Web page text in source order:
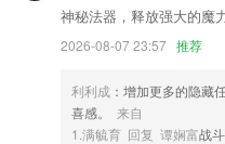
2,随时在线了解通知公告信息，
4,机器学习可以更准确地检测到
5,快速看图，顺畅打开
神秘法器，释放强大的魔
2026-08-07 23:57 推荐
利利成 ：增加更多的隐藏
喜感。
来自
1.满毓育 回复 谭娴富战